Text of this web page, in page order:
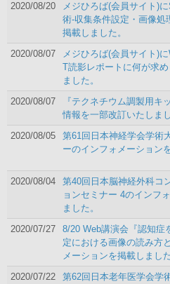
2020/08/20
メジひろば(会員サイト)
術-収集条件設定・画像処
掲載しました。
2020/08/07
メジひろば(会員サイト)
T読影レポートに何が求
ました。
2020/08/07
『テクネチウム調製用キ
情報を一部改訂いたしまし
2020/08/05
第61回日本神経学会学術
ーのインフォメーション
2020/08/04
第40回日本脳神経外科コ
ョンセミナー 4のインフ
ました。
2020/07/27
8/20 Web講演会『認知症
定における画像の読み方
メーションを掲載しました
2020/07/22
第62回日本老年医学会学